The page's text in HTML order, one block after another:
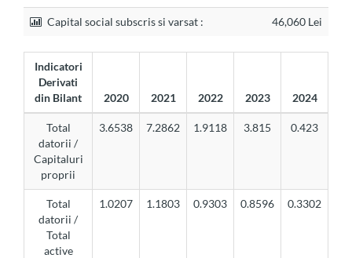
Capital social subscris si varsat : 46,060 Lei
Indicatori
Derivati
din Bilant
2020 2021 2022 2023 2024
Total
datorii /
Capitaluri
proprii
3.6538 7.2862 1.9118 3.815 0.423
Total
datorii /
Total
active
1.0207 1.1803 0.9303 0.8596 0.3302